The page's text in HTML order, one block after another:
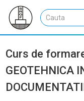
Curs de
GEOTEHNICA